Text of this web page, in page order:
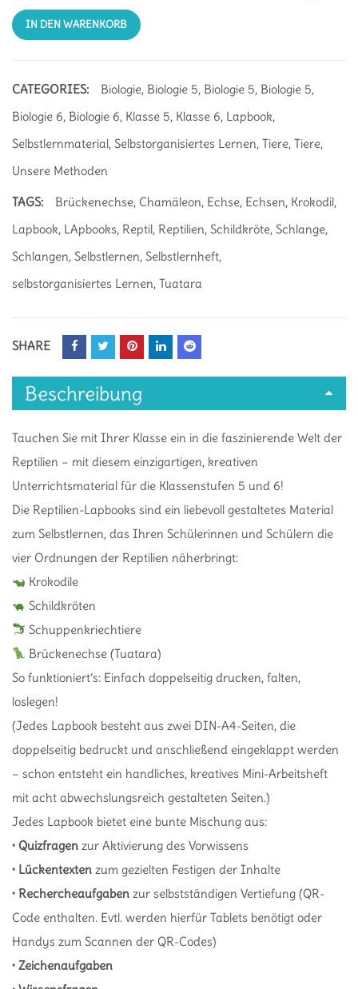
IN DEN WARENKORB
CATEGORIES: Biologie, Biologie 5, Biologie 5, Biologie 5,
Biologie 6, Biologie 6, Klasse 5, Klasse 6, Lapbook,
Selbstlernmaterial, Selbstorganisiertes Lernen, Tiere, Tiere,
Unsere Methoden
TAGS: Brückenechse, Chamäleon, Echse, Echsen, Krokodil,
Lapbook, LApbooks, Reptil, Reptilien, Schildkröte, Schlange,
Schlangen, Selbstlernen, Selbstlernheft,
selbstorganisiertes Lernen, Tuatara
SHARE
Beschreibung
Tauchen Sie mit Ihrer Klasse ein in die faszinierende Welt der
Reptilien – mit diesem einzigartigen, kreativen
Unterrichtsmaterial für die Klassenstufen 5 und 6!
Die Reptilien-Lapbooks sind ein liebevoll gestaltetes Material
zum Selbstlernen, das Ihren Schülerinnen und Schülern die
vier Ordnungen der Reptilien näherbringt:
Krokodile
Schildkröten
Schuppenkriechtiere
Brückenechse (Tuatara)
So funktioniert’s: Einfach doppelseitig drucken, falten,
loslegen!
(Jedes Lapbook besteht aus zwei DIN-A4-Seiten, die
doppelseitig bedruckt und anschließend eingeklappt werden
– schon entsteht ein handliches, kreatives Mini-Arbeitsheft
mit acht abwechslungsreich gestalteten Seiten.)
Jedes Lapbook bietet eine bunte Mischung aus:
• Quizfragen zur Aktivierung des Vorwissens
• Lückentexten zum gezielten Festigen der Inhalte
• Rechercheaufgaben zur selbstständigen Vertiefung (QR-
Code enthalten. Evtl. werden hierfür Tablets benötigt oder
Handys zum Scannen der QR-Codes)
• Zeichenaufgaben